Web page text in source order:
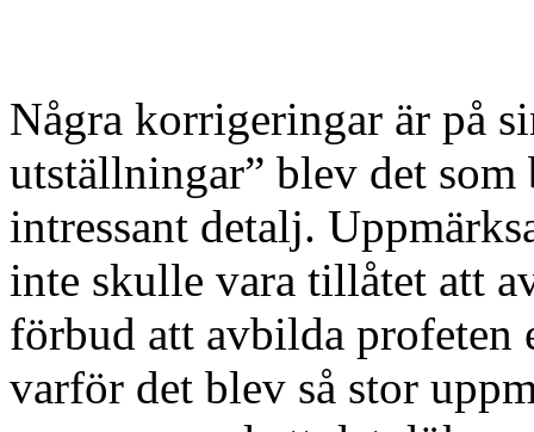
Några korrigeringar är på
utställningar” blev det
intressant detalj.
inte skulle vara tillåtet att
förbud att avbilda profeten
varför det blev så stor